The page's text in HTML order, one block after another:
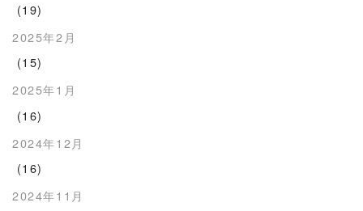
(19)
2025年2月
(15)
2025年1月
(16)
2024年12月
(16)
2024年11月